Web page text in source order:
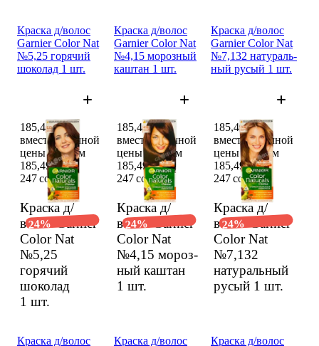
Краска д/волос
Garnier Color Nat
№5,25 горячий
шоколад 1 шт.
Краска д/
волос Garnier
Color Nat
№5,25
горячий
шоколад
1 шт.
185,49 сом
вместо обычной
цены 247 сом
185,49 сом
247 сом
24%
Краска д/волос
Garnier Color Nat
№4,15 мороз­ный
каштан 1 шт.
Краска д/
волос Garnier
Color Nat
№4,15 мороз­
ный каштан
1 шт.
185,49 сом
вместо обычной
цены 247 сом
185,49 сом
247 сом
24%
Краска д/волос
Garnier Color Nat
№7,132 натураль­
ный русый 1 шт.
Краска д/
волос Garnier
Color Nat
№7,132
натураль­ный
русый 1 шт.
185,49 сом
вместо обычной
цены 247 сом
185,49 сом
247 сом
24%
Краска д/волос
Краска д/волос
Краска д/волос